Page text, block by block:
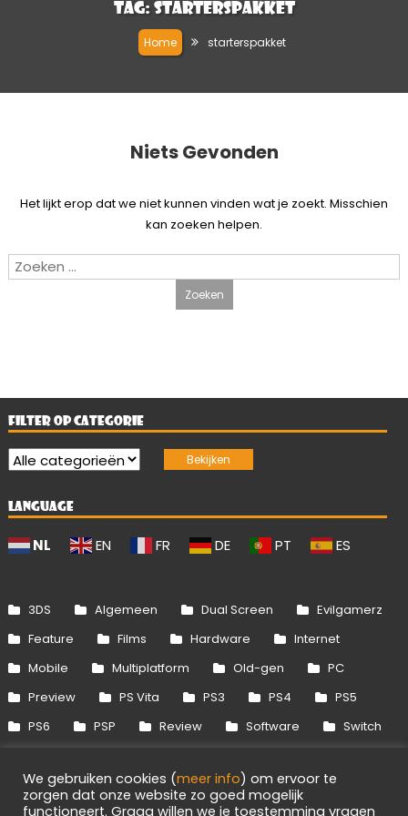
Tag: starterspakket
Home starterspakket
Niets Gevonden
Het lijkt erop dat we niet kunnen vinden wat je zoekt. Misschien
kan zoeken helpen.
Zoeken
FILTER OP CATEGORIE
LANGUAGE
NL EN FR DE PT ES
3DS Algemeen Dual Screen
Evilgamerz
Feature
Films Hardware
Internet
Mobile
Multiplatform Old-gen
PC
Preview
PS Vita PS3 PS4
PS5
PS6
PSP Review Software
Switch
Xbox 360
Xbox One Xbox Series
We gebruiken cookies (meer info) om ervoor te
zorgen dat onze website zo goed mogelijk
functioneert. Graag willen we je toestemming vragen